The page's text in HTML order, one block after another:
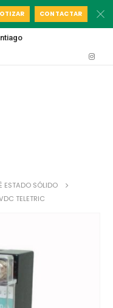
CONTACTAR
ESTADO SÓLIDO
TELETRIC